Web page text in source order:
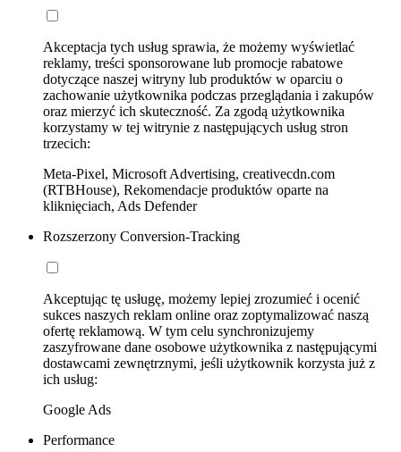
Akceptacja tych usług sprawia, że możemy wyświetlać
reklamy, treści sponsorowane lub promocje rabatowe
dotyczące naszej witryny lub produktów w oparciu o
zachowanie użytkownika podczas przeglądania i zakupów
oraz mierzyć ich skuteczność. Za zgodą użytkownika
korzystamy w tej witrynie z następujących usług stron
trzecich:
Meta-Pixel, Microsoft Advertising, creativecdn.com
(RTBHouse), Rekomendacje produktów oparte na
kliknięciach, Ads Defender
Rozszerzony Conversion-Tracking
Akceptując tę usługę, możemy lepiej zrozumieć i ocenić
sukces naszych reklam online oraz zoptymalizować naszą
ofertę reklamową. W tym celu synchronizujemy
zaszyfrowane dane osobowe użytkownika z następującymi
dostawcami zewnętrznymi, jeśli użytkownik korzysta już z
ich usług:
Google Ads
Performance